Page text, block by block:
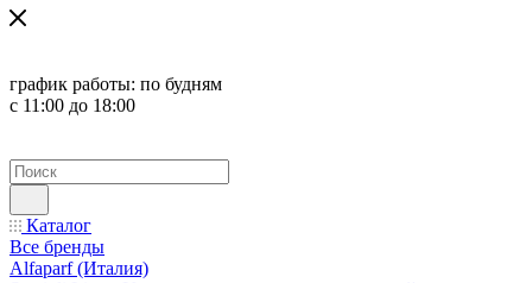
график работы: по будням
с 11:00 до 18:00
Каталог
Все бренды
Alfaparf (Италия)